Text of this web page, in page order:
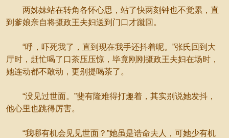
两姊妹站在转角各怀心思，站了快两刻钟也不觉累，直
到爹娘亲自将摄政王夫妇送到门口才蹴回。
“呼，吓死我了，直到现在我手还抖着呢。”张氏回到大
厅时，赶忙喝了口茶压压惊，毕竟刚刚摄政王夫妇在场时，
她连动都不敢动，更别提喝茶了。
“没见过世面。”斐有隆难得打趣着，其实别说她发抖，
他心里也跳得厉害。
“我哪有机会见见世面？”她虽是诰命夫人，可她少有机